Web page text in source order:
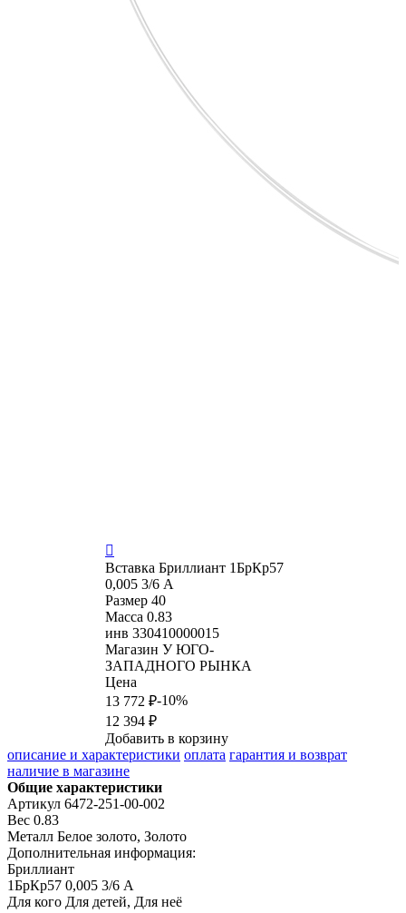

Вставка Бриллиант 1БрКр57
0,005 3/6 А
Размер 40
Масса 0.83
инв 330410000015
Магазин У ЮГО-
ЗАПАДНОГО РЫНКА
Цена
13 772 ₽-10%
12 394 ₽
Добавить в корзину
описание и характеристики оплата гарантия и возврат
наличие в магазине
Общие характеристики
Артикул 6472-251-00-002
Вес 0.83
Металл Белое золото, Золото
Дополнительная информация:
Бриллиант
1БрКр57 0,005 3/6 А
Для кого Для детей, Для неё